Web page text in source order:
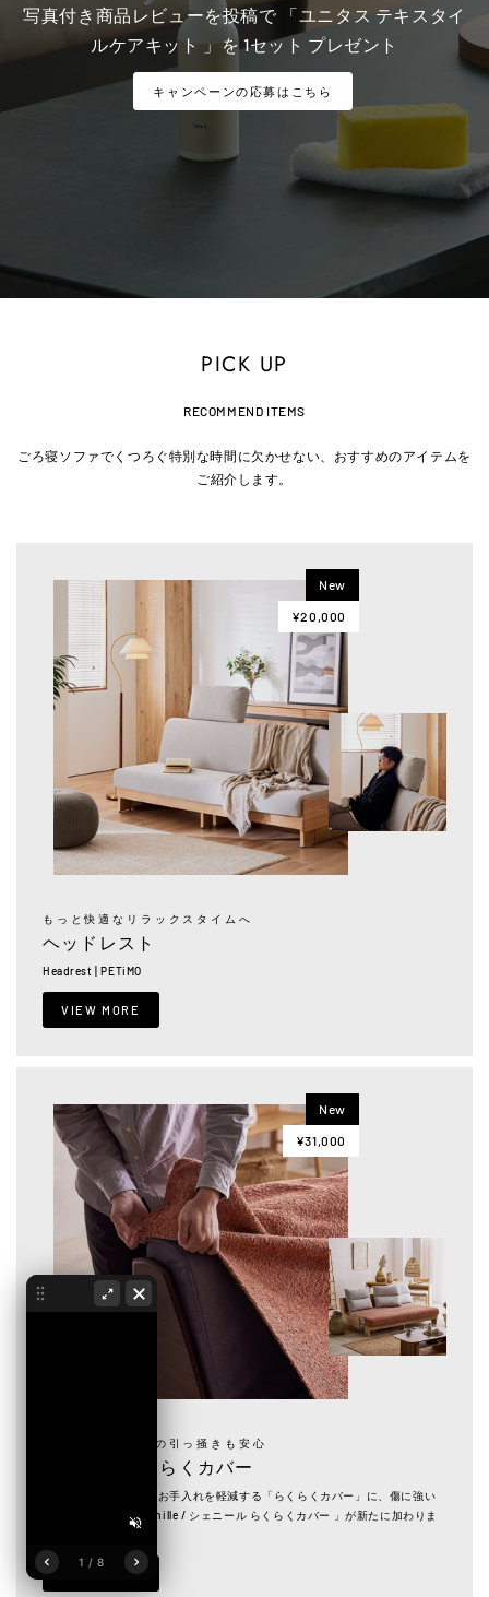
1 / 8
写真付き商品レビューを投稿で 「ユニタス テキスタイ
ルケアキット 」を 1セット プレゼント
キャンペーンの応募はこちら
PICK UP
RECOMMEND ITEMS
ごろ寝ソファでくつろぐ特別な時間に欠かせない、おすすめのアイテムを
ご紹介します。
もっと快適なリラックスタイムへ
ヘッドレスト
Headrest | PETiMO
VIEW MORE
New
¥20,000
傷に強い・ペットの引っ掻きも安心
Chenille らくらくカバー
日々のごろ寝ソファのお手入れを軽減する「らくらくカバー」に、傷に強い
生地を使用した「Chenille / シェニール らくらくカバー 」が新たに加わりま
VIEW MORE
New
¥31,000